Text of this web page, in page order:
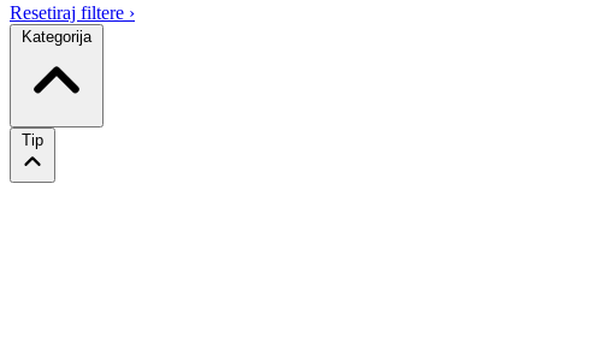
Resetiraj filtere ›
Kategorija
Tip